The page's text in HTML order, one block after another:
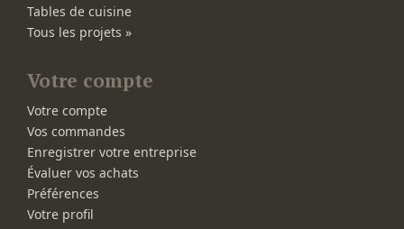
Tables de cuisine
Tous les projets »
Votre compte
Votre compte
Vos commandes
Enregistrer votre entreprise
Évaluer vos achats
Préférences
Votre profil